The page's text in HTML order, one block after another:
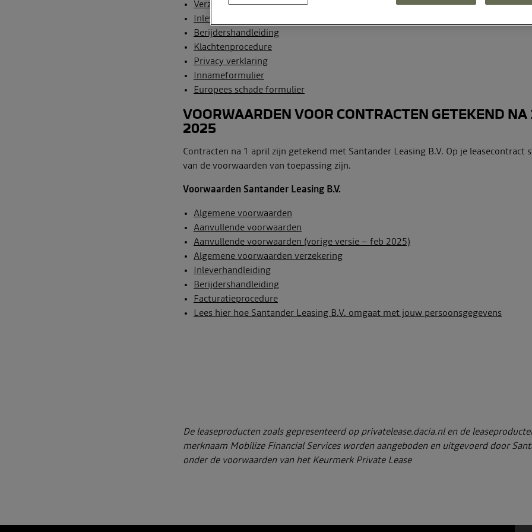
Verzekeringsvoorwaarden
Inleverhandleiding
Berijdershandleiding
Klachtenprocedure
Privacy verklaring
Innameformulier
Europees schade formulier
VOORWAARDEN VOOR CONTRACTEN GETEKEND NA
2025
Contracten na 1 april zijn getekend met Santander Leasing B.V. Op je leasecontract
van de voorwaarden van toepassing zijn.
Voorwaarden Santander Leasing B.V.
Algemene voorwaarden
Aanvullende voorwaarden
Aanvullende voorwaarden (vorige versie – feb 2025)
Algemene voorwaarden verzekering
Inleverhandleiding
Berijdershandleiding
Facturatieprocedure
Lees hier hoe Santander Leasing B.V. omgaat met jouw persoonsgegevens
De leaseproducten zoals gepresenteerd op privatelease.dacia.nl en de
merknaam Mobilize Financial Services worden aangeboden en uitgevoerd door
onder de voorwaarden van het Keurmerk Private Lease